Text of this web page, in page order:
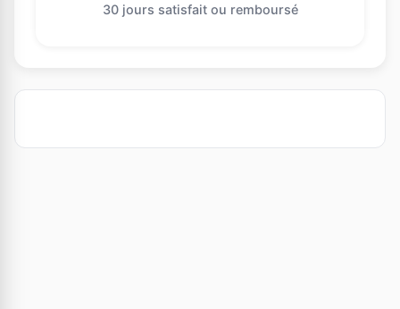
30 jours satisfait ou remboursé